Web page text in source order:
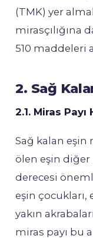
(TMK) yer
mirasçılığına
510 maddeleri
2. Sağ
2.1. Miras Payı
Sağ kalan eşin
ölen eşin diğer
derecesi
eşin çocukları,
yakın
miras payı bu